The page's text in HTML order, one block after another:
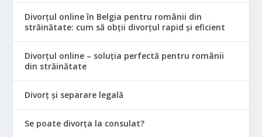
Divorțul online în Belgia pentru românii din
străinătate: cum să obții divorțul rapid și eficient
Divorțul online – soluția perfectă pentru românii
din străinătate
Divorț și separare legală
Se poate divorța la consulat?